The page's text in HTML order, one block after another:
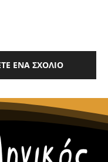
ΈΝΑ ΣΧΌΛΙΟ